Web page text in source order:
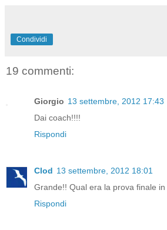
Condividi
19 commenti:
Giorgio 13 settembre, 2012 17:43
Dai coach!!!!
Rispondi
Clod 13 settembre, 2012 18:01
Grande!! Qual era la prova finale
Rispondi